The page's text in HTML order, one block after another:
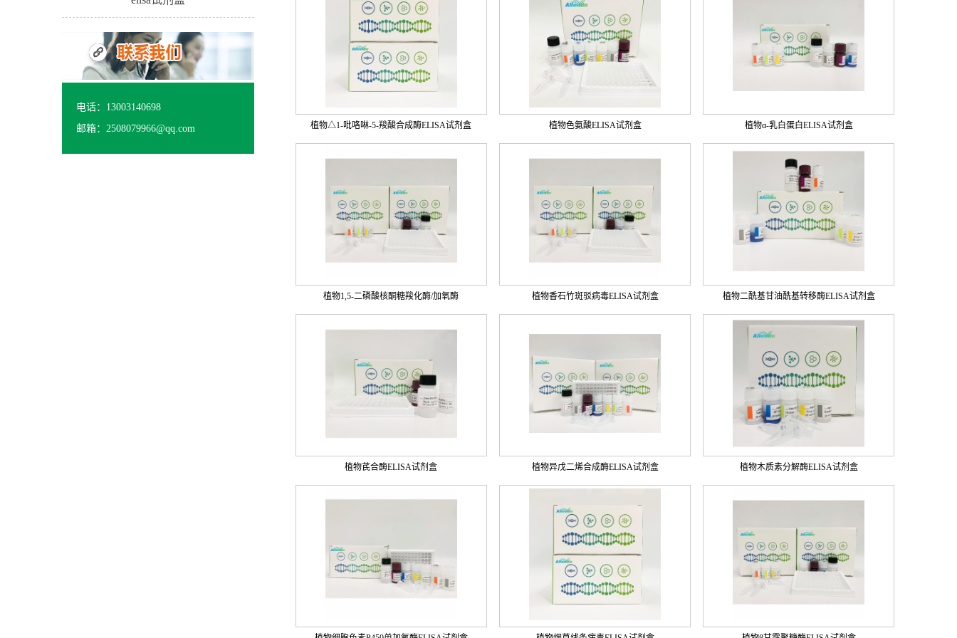
电话：13003140698
邮箱：2508079966@qq.com
植物△1-吡咯啉-5-羧酸合成酶ELISA试剂盒 植物色氨酸ELISA试剂盒 植物α-乳白蛋白ELISA试剂盒
植物1,5-二磷酸核酮糖羧化酶/加氧酶
(RuBisCO)ELISA试剂盒
植物香石竹斑驳病毒ELISA试剂盒 植物二酰基甘油酰基转移酶ELISA试剂盒
植物芪合酶ELISA试剂盒 植物异戊二烯合成酶ELISA试剂盒 植物木质素分解酶ELISA试剂盒